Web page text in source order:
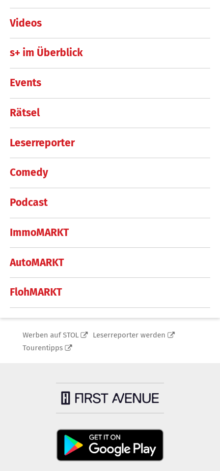
Videos
s+ im Überblick
Events
Rätsel
Leserreporter
Comedy
Podcast
ImmoMARKT
AutoMARKT
FlohMARKT
Werben auf STOL
Leserreporter werden
Tourentipps